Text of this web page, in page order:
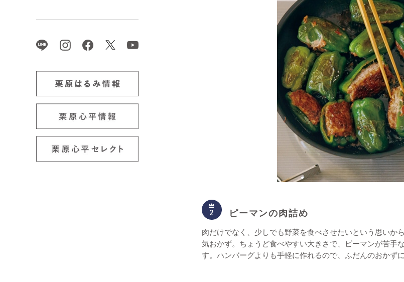
ピーマンの肉詰め
肉だけでなく、少しでも野菜を食べさせたいという思いか
気おかず。ちょうど食べやすい大きさで、ピーマンが苦手
す。 ハンバーグよりも手軽に作れるので、ふだんのおかず